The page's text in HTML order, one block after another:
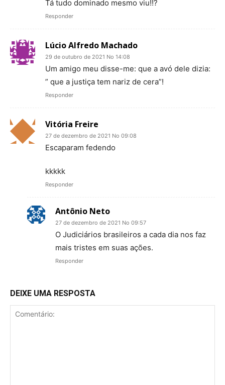
Tá tudo dominado mesmo viu!!?
Responder
Lúcio Alfredo Machado
29 de outubro de 2021 No 14:08
Um amigo meu disse-me: que a avó dele dizia:
” que a justiça tem nariz de cera”!
Responder
Vitória Freire
27 de dezembro de 2021 No 09:08
Escaparam fedendo
kkkkk
Responder
Antônio Neto
27 de dezembro de 2021 No 09:57
O Judiciários brasileiros a cada dia nos faz
mais tristes em suas ações.
Responder
DEIXE UMA RESPOSTA